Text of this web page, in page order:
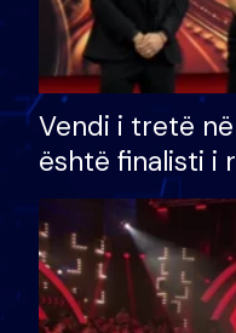
Vendi i tretë
është finalisti i